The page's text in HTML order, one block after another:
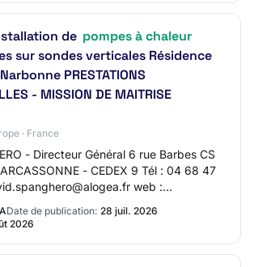
de pompes à chaleur
sur sondes verticales Résidence
PRESTATIONS
- MISSION DE MAITRISE
· France
- Directeur Général 6 rue Barbes CS
- CEDEX 9 Tél : 04 68 47
web :
Date de publication: 28 juil. 2026
2026